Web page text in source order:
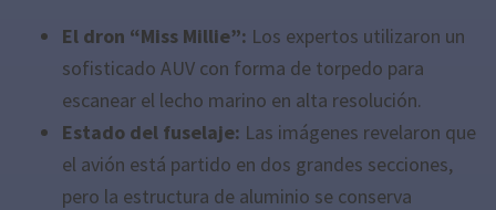
El dron “Miss Millie”: Los expertos utilizaron un
sofisticado AUV con forma de torpedo para
escanear el lecho marino en alta resolución.
Estado del fuselaje: Las imágenes revelaron que
el avión está partido en dos grandes secciones,
pero la estructura de aluminio se conserva